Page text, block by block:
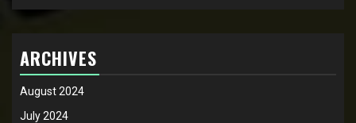
ARCHIVES
August 2024
July 2024